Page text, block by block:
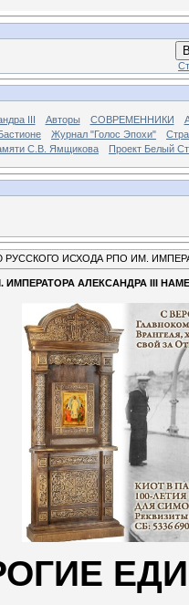
III Авторы СОВРЕМЕННИКИ
Журнал "Голос Эпохи"
С.В. Ямщикова Проект Белый
РУССКОГО ИСХОДА РПО ИМ.
ИМПЕРАТОРА АЛЕКСАНДРА III